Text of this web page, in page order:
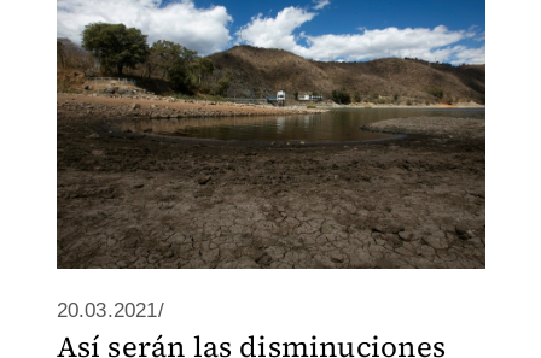
20.03.2021/
Así serán las disminuciones